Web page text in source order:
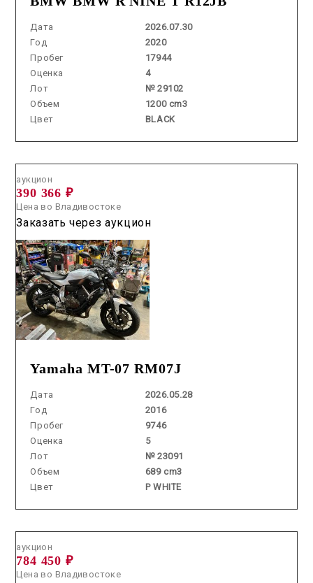
Дата
2026.07.30
Год
2020
Пробег
17944
Оценка
4
Лот
№ 29102
Объем
1200 cm3
Цвет
BLACK
Yamaha MT-07 RM07J
Дата
2026.05.28
Год
2016
Пробег
9746
Оценка
5
Лот
№ 23091
Объем
689 cm3
Цвет
P WHITE
аукцион
390 366 ₽
Цена во Владивостоке
Заказать через аукцион
аукцион
784 450 ₽
Цена во Владивостоке